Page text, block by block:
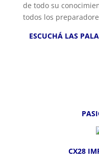
de todo su
todos los
ESCUCHÁ LAS
CX28